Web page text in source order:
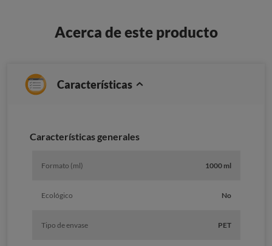
Acerca de este producto
Características
Características generales
Formato (ml) 1000 ml
Ecológico No
Tipo de envase PET